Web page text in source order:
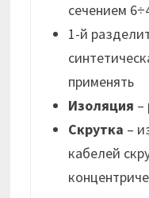
сечением
1-й
применять
Изоляция –
Скрутка –
кабелей